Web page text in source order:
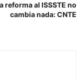
reforma al ISSSTE no
cambia nada: CNTE